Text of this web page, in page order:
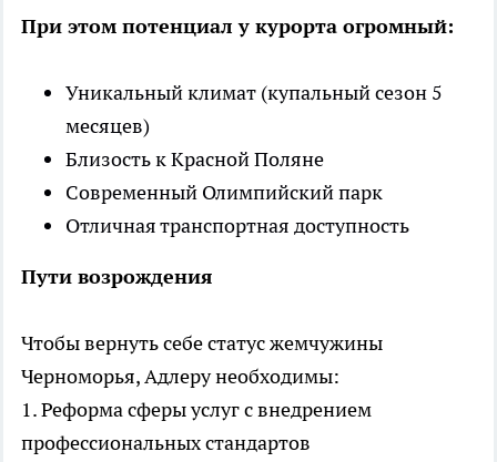
При этом потенциал у курорта огромный:
Уникальный климат (купальный сезон 5
месяцев)
Близость к Красной Поляне
Современный Олимпийский парк
Отличная транспортная доступность
Пути возрождения
Чтобы вернуть себе статус жемчужины
Черноморья, Адлеру необходимы:
1. Реформа сферы услуг с внедрением
профессиональных стандартов